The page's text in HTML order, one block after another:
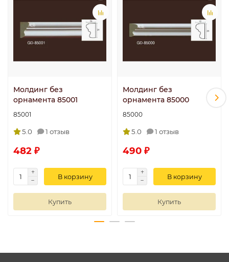
Молдинг без
орнамента 85001
85001
5.0 1 отзыв
482 ₽
В корзину
Купить
Молдинг без
орнамента 85000
85000
5.0 1 отзыв
490 ₽
В корзину
Купить